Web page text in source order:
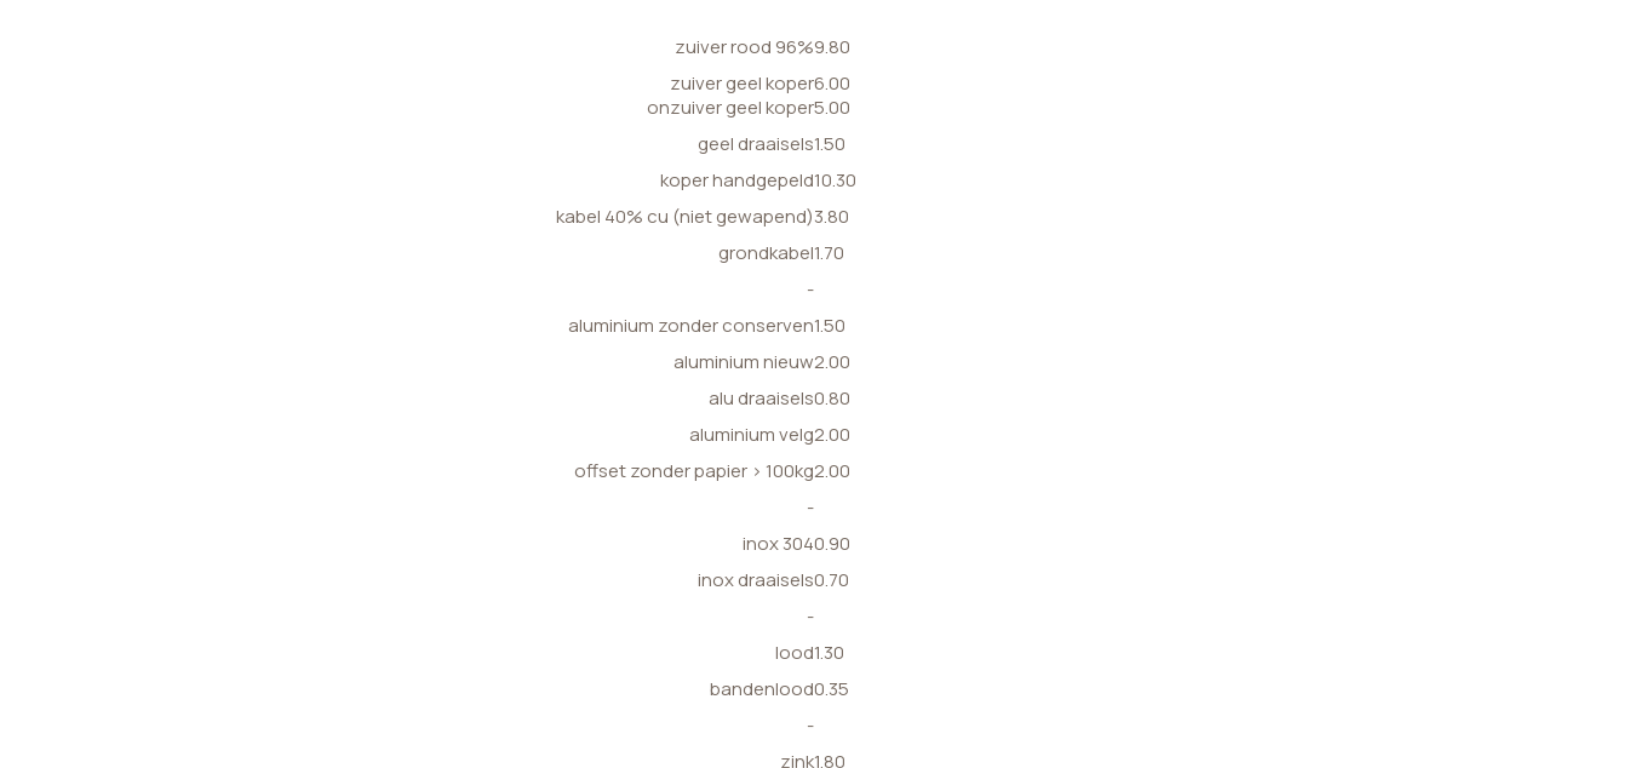
zuiver rood 96%9.80
zuiver geel koper
onzuiver geel koper
6.00
5.00
geel draaisels1.50
koper handgepeld10.30
kabel 40% cu (niet gewapend)3.80
grondkabel1.70
-
aluminium zonder conserven1.50
aluminium nieuw2.00
alu draaisels0.80
aluminium velg2.00
offset zonder papier > 100kg2.00
-
inox 3040.90
inox draaisels0.70
-
lood1.30
bandenlood0.35
-
zink1.80